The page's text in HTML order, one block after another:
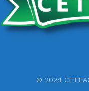
© 2024